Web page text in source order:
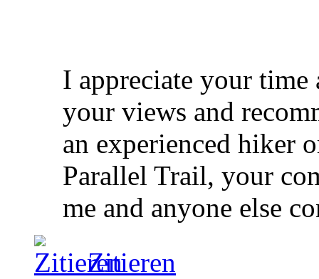
I appreciate your
your views and
an experienced hiker
Parallel Trail, your
me and anyone else
Zitieren